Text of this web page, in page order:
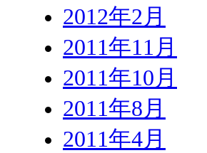
2012年2月
2011年11月
2011年10月
2011年8月
2011年4月